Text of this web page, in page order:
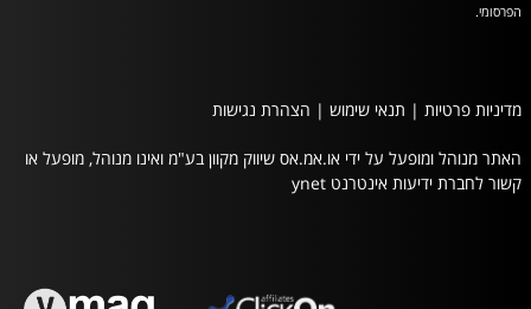
הפרסומי.
מדיניות פרטיות | תנאי שימוש | הצהרת נגישות
האתר מנוהל ומופעל על ידי או.אמ.אס שיווק מקוון בע"מ ואינו מנוהל, מופעל או
קשור לחברת ידיעות אינטרנט ynet